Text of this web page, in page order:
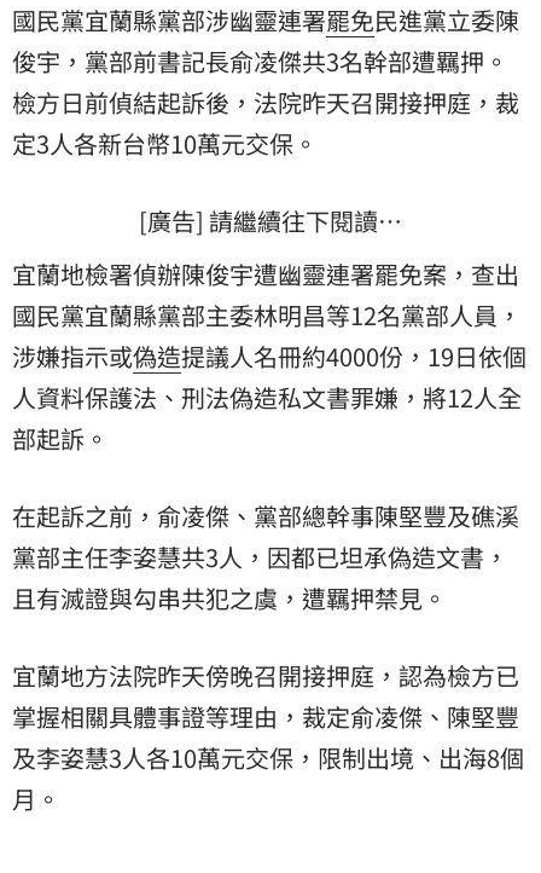
國民黨宜蘭縣黨部涉幽靈連署罷免民進黨立委陳
俊宇，黨部前書記長俞凌傑共3名幹部遭羈押。
檢方日前偵結起訴後，法院昨天召開接押庭，裁
定3人各新台幣10萬元交保。
[廣告] 請繼續往下閱讀…
宜蘭地檢署偵辦陳俊宇遭幽靈連署罷免案，查出
國民黨宜蘭縣黨部主委林明昌等12名黨部人員，
涉嫌指示或偽造提議人名冊約4000份，19日依個
人資料保護法、刑法偽造私文書罪嫌，將12人全
部起訴。
在起訴之前，俞凌傑、黨部總幹事陳堅豐及礁溪
黨部主任李姿慧共3人，因都已坦承偽造文書，
且有滅證與勾串共犯之虞，遭羈押禁見。
宜蘭地方法院昨天傍晚召開接押庭，認為檢方已
掌握相關具體事證等理由，裁定俞凌傑、陳堅豐
及李姿慧3人各10萬元交保，限制出境、出海8個
月。